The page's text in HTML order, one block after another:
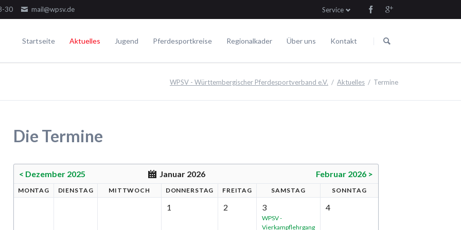
30 mail@wpsv.de
Service
überspringen
Startseite Aktuelles
WPSV-Allroundreiter-Cup
WPSV-Schulpferdecup
Jugend Pferdesportkreise Regionalkader Über uns Kontakt
WPSV - Württembergischer Pferdesportverband e.V. Aktuelles Termine
Die Termine
< Dezember 2025 Januar 2026 Februar 2026 >
MONTAG DI ENSTAG MI TTWOCH DONNERSTAG FR EITAG SA MSTAG SONNTAG
1 2 3
WPSV -
Vierkampflehrgang
4